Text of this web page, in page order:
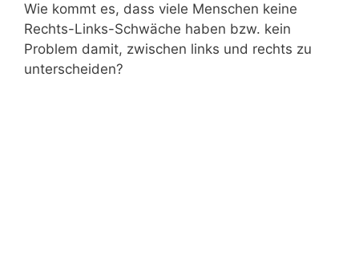
Wie kommt es, dass viele Menschen keine
Rechts-Links-Schwäche haben bzw. kein
Problem damit, zwischen links und rechts zu
unterscheiden?